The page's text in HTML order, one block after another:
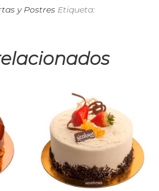
y Postres Etiqueta: